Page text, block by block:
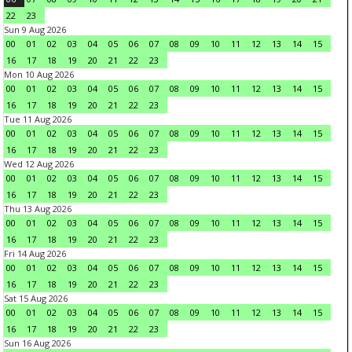
22
23
Sun 9 Aug 2026
00
01 02 03 04 05 06 07 08 09 10 11 12 13 14
15
16
17 18 19 20 21 22
23
Mon 10 Aug 2026
00
01 02 03 04 05 06 07 08 09 10 11 12 13 14
15
16
17 18 19 20 21 22
23
Tue 11 Aug 2026
00
01 02 03 04 05 06 07 08 09 10 11 12 13 14
15
16
17 18 19 20 21 22
23
Wed 12 Aug 2026
00
01 02 03 04 05 06 07 08 09 10 11 12 13 14
15
16
17 18 19 20 21 22
23
Thu 13 Aug 2026
00
01 02 03 04 05 06 07 08 09 10 11 12 13 14
15
16
17 18 19 20 21 22
23
Fri 14 Aug 2026
00
01 02 03 04 05 06 07 08 09 10 11 12 13 14
15
16
17 18 19 20 21 22
23
Sat 15 Aug 2026
00
01 02 03 04 05 06 07 08 09 10 11 12 13 14
15
16
17 18 19 20 21 22
23
Sun 16 Aug 2026